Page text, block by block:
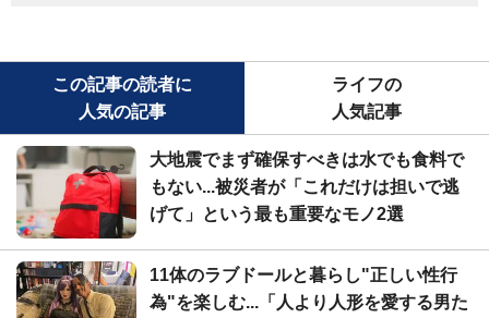
この記事の読者に
人気の記事
ライフの
人気記事
大地震でまず確保すべきは水でも食料で
もない...被災者が「これだけは担いで逃
げて」という最も重要なモノ2選
11体のラブドールと暮らし"正しい性行
為"を楽しむ...「人より人形を愛する男た